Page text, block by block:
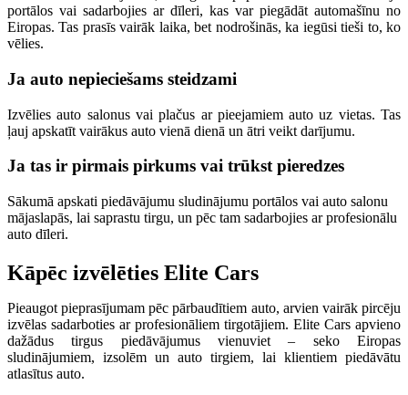
portālos vai sadarbojies ar dīleri, kas var piegādāt automašīnu no
Eiropas. Tas prasīs vairāk laika, bet nodrošinās, ka iegūsi tieši to, ko
vēlies.
Ja auto nepieciešams steidzami
Izvēlies auto salonus vai plačus ar pieejamiem auto uz vietas. Tas
ļauj apskatīt vairākus auto vienā dienā un ātri veikt darījumu.
Ja tas ir pirmais pirkums vai trūkst pieredzes
Sākumā apskati piedāvājumu sludinājumu portālos vai auto salonu
mājaslapās, lai saprastu tirgu, un pēc tam sadarbojies ar profesionālu
auto dīleri.
Kāpēc izvēlēties Elite Cars
Pieaugot pieprasījumam pēc pārbaudītiem auto, arvien vairāk pircēju
izvēlas sadarboties ar profesionāliem tirgotājiem. Elite Cars apvieno
dažādus tirgus piedāvājumus vienuviet – seko Eiropas
sludinājumiem, izsolēm un auto tirgiem, lai klientiem piedāvātu
atlasītus auto.